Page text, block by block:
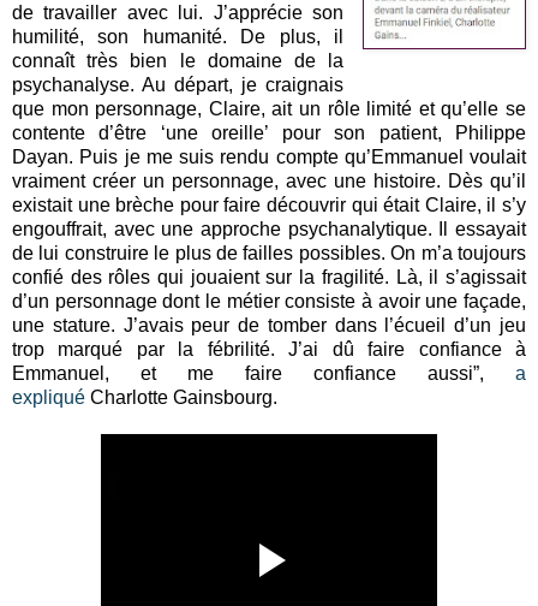
de travailler avec lui. J’apprécie son
humilité, son humanité. De plus, il
connaît très bien le domaine de la
psychanalyse. Au départ, je craignais
que mon personnage, Claire, ait un rôle limité et qu’elle se
contente d’être ‘une oreille’ pour son patient, Philippe
Dayan. Puis je me suis rendu compte qu’Emmanuel voulait
vraiment créer un personnage, avec une histoire. Dès qu’il
existait une brèche pour faire découvrir qui était Claire, il s’y
engouffrait, avec une approche psychanalytique. Il essayait
de lui construire le plus de failles possibles. On m’a toujours
confié des rôles qui jouaient sur la fragilité. Là, il s’agissait
d’un personnage dont le métier consiste à avoir une façade,
une stature. J’avais peur de tomber dans l’écueil d’un jeu
trop marqué par la fébrilité. J’ai dû faire confiance à
Emmanuel, et me faire confiance aussi”, a
expliqué Charlotte Gainsbourg.